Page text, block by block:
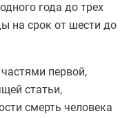
года до трех
на срок от шести до
частями первой,
статьи,
смерть человека